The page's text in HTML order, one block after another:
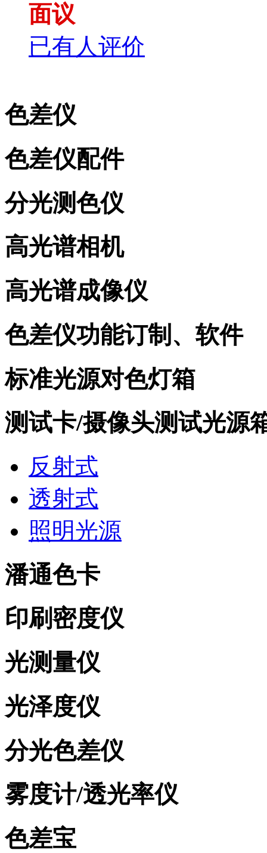
面议
已有人评价
色差仪
色差仪配件
分光测色仪
高光谱相机
高光谱成像仪
色差仪功能订制、软件
标准光源对色灯箱
测试卡/摄像头测试光源
反射式
透射式
照明光源
潘通色卡
印刷密度仪
光测量仪
光泽度仪
分光色差仪
雾度计/透光率仪
色差宝